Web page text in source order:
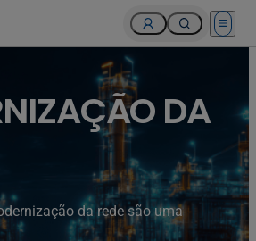
Open
DA
da rede são uma